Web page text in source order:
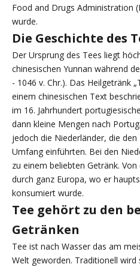
Food and Drugs Administration
wurde.
Die Geschichte des
Der Ursprung des Tees liegt
chinesischen Yunnan während
- 1046 v. Chr.). Das Heilgetränk
einem chinesischen Text
im 16. Jahrhundert
dann kleine Mengen nach
jedoch die Niederländer, die
Umfang einführten. Bei den
zu einem beliebten Getränk.
durch ganz Europa, wo er
konsumiert wurde.
Tee gehört zu den
Getränken
Tee ist nach Wasser das am
Welt geworden. Traditionell wird